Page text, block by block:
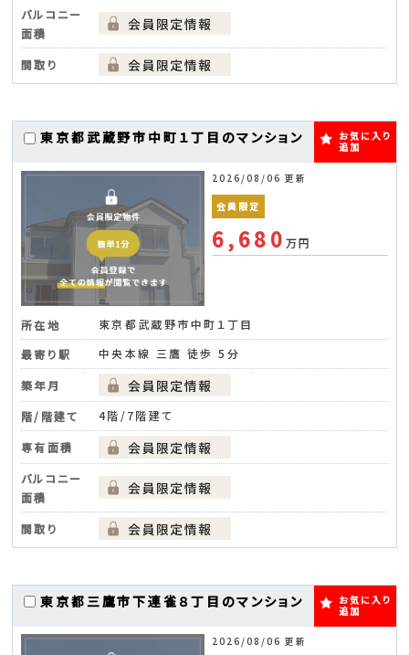
バルコニー
面積
間取り
東京都武蔵野市中町１丁目のマンション
お気に入り
追加
2026/08/06 更新
会員限定
6,680万円
所在地
東京都武蔵野市中町１丁目
最寄り駅
中央本線 三鷹 徒歩 5分
築年月
階/階建て
4階/7階建て
専有面積
バルコニー
面積
間取り
東京都三鷹市下連雀８丁目のマンション
お気に入り
追加
2026/08/06 更新